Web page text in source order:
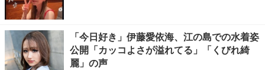
「今日好き」伊藤愛依海、江の島での水着姿
公開「カッコよさが溢れてる」「くびれ綺
麗」の声